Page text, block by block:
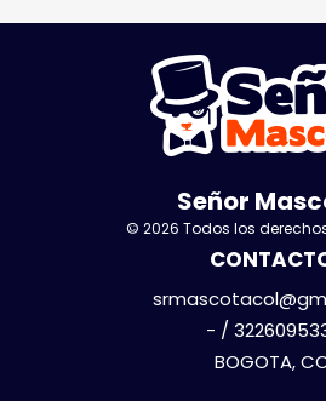
Señor
© 2026 Todos los
- /
BOGOTA,